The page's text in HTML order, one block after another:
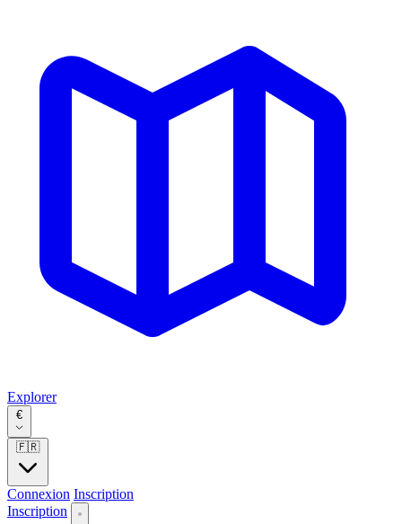
Explorer
€
🇫🇷
Connexion Inscription
Inscription